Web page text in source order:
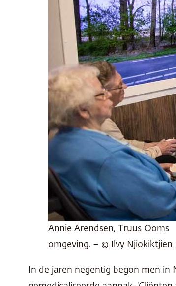
Annie Arendsen, Truus
omgeving. – © Ilvy Njiokiktjien
In de jaren negentig begon men